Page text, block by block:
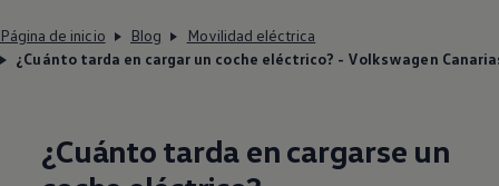
Página de inicio Blog
Movilidad eléctrica
¿Cuánto tarda en cargar un coche eléctrico? - Volkswagen
¿Cuánto tarda en cargarse un